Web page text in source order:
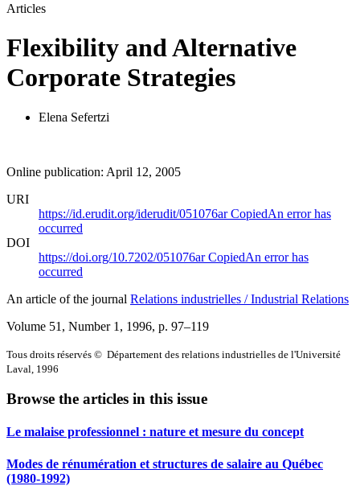
Articles
Flexibility and Alternative
Corporate Strategies
Elena Sefertzi
Online publication: April 12, 2005
URI
https://id.erudit.org/iderudit/051076arCopiedAn error has
occurred
DOI
https://doi.org/10.7202/051076arCopiedAn error has
occurred
An article of the journal Relations industrielles / Industrial Relations
Volume 51, Number 1, 1996, p. 97–119
Tous droits réservés © Département des relations industrielles de l'Université
Laval, 1996
Browse the articles in this issue
Le malaise professionnel : nature et mesure du concept
Modes de rénumération et structures de salaire au Québec
(1980-1992)